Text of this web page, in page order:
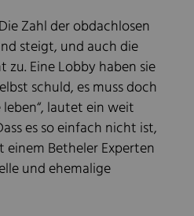
Zahl der obdachlosen
steigt, und auch die
Eine Lobby haben sie
schuld, es muss doch
lautet ein weit
es so einfach nicht ist,
Betheler Experten
und ehemalige